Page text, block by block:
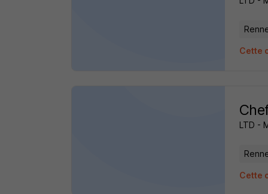
Cette
LTD -
Cette